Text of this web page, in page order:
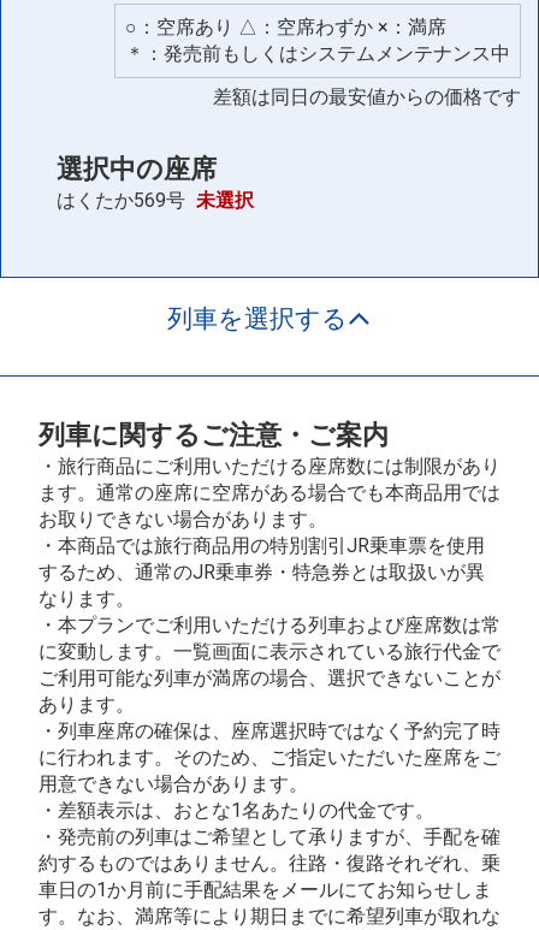
○：空席あり △：空席わずか ×：満席
＊：発売前もしくはシステムメンテナンス中
差額は同日の最安値からの価格です
選択中の座席
はくたか569号 未選択
列車を選択する
列車に関するご注意・ご案内
・旅行商品にご利用いただける座席数には制限があり
ます。通常の座席に空席がある場合でも本商品用では
お取りできない場合があります。
・本商品では旅行商品用の特別割引JR乗車票を使用
するため、通常のJR乗車券・特急券とは取扱いが異
なります。
・本プランでご利用いただける列車および座席数は常
に変動します。一覧画面に表示されている旅行代金で
ご利用可能な列車が満席の場合、選択できないことが
あります。
・列車座席の確保は、座席選択時ではなく予約完了時
に行われます。そのため、ご指定いただいた座席をご
用意できない場合があります。
・差額表示は、おとな1名あたりの代金です。
・発売前の列車はご希望として承りますが、手配を確
約するものではありません。往路・復路それぞれ、乗
車日の1か月前に手配結果をメールにてお知らせしま
す。なお、満席等により期日までに希望列車が取れな